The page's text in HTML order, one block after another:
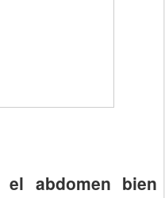
abdomen bien